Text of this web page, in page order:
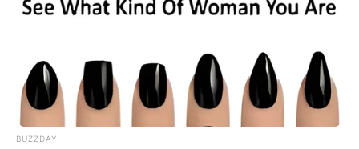
BUZZDAY